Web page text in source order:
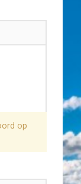
op